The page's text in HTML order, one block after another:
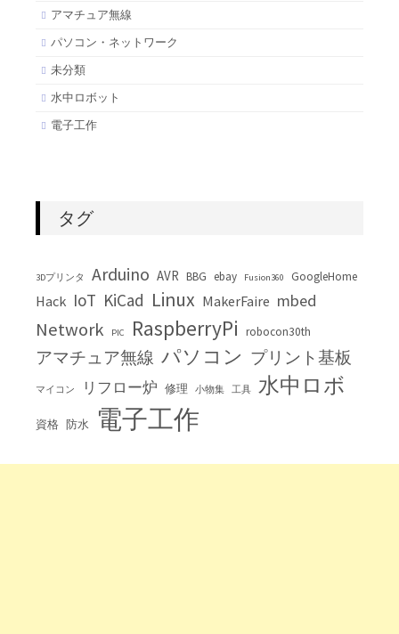
アマチュア無線
パソコン・ネットワーク
未分類
水中ロボット
電子工作
タグ
3Dプリンタ Arduino AVR BBG ebay Fusion360 GoogleHome
Hack IoT KiCad Linux MakerFaire mbed
Network PIC RaspberryPi robocon30th
アマチュア無線 パソコン プリント基板
マイコン リフロー炉 修理 小物集 工具 水中ロボ
資格 防水 電子工作